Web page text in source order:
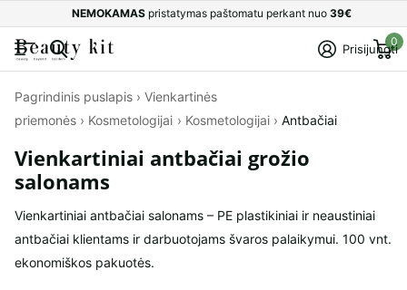
NEMOKAMAS pristatymas paštomatu perkant nuo 39€
Prisijungti
0
Pagrindinis puslapis › Vienkartinės
priemonės › Kosmetologijai › Kosmetologijai › Antbačiai
Vienkartiniai antbačiai grožio
salonams
Vienkartiniai antbačiai salonams – PE plastikiniai ir neaustiniai
antbačiai klientams ir darbuotojams švaros palaikymui. 100 vnt.
ekonomiškos pakuotės.